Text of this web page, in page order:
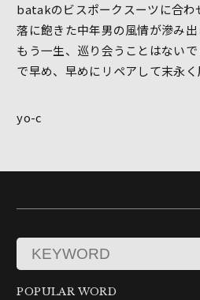
batakのビスポークスーツに合わ
落に飽きた中年男の風情が滲み出
もう一生、巡り会うことはない
で早め、早めにリペアして末永く
yo-c
POPULAR WORD